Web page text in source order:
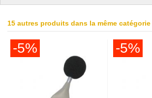
15 autres produits dans la même catégorie
-5% -5%